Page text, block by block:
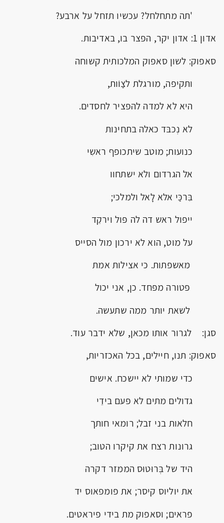
'תה מתחלחל? עכשיו תזחל על ארבע?
אדון 1: אדון יקר, הפצר בו, באדיבות.
סאפוק: לשון סאפוק המלכותית קשוחה
ותקיפה, מורגלת לצַוֹות,
היא לא למדה להפציר לחסדים.
לא נְכבּד כאלה בתחינות
כנועות; מוטב שיתכופף ראשִי
אל הגרדום ולא ישתחוו
בִּרכַּי אלא לָאל ולמלכי;
ייפול ראש דה לה פּול וירקֵד
על מוט, הוא לא ירכון מול הסייס
מאשפתות. כי אצילות אמת
פטורה מפּחד. כן, אני יכול
לשאת יותר ממה שתעשה.
סגן: לגרור אותו מכאן, שלא ידבר עוד.
סאפוק: תנו, חיילים, בכל האכזריות,
כדי שמותי לא יישכח. אישים
גדולים מתים לא פעם בידֵי
חלאות בני זבל; רומאי חותך
גרונות רצח את קיקרו הטוב;
היד של בְּרוּטוּס הממזר דקרה
את יוליוס קיסר; את פומפאוס יד
פראים; וסאפוק מת בידי פיראטים.